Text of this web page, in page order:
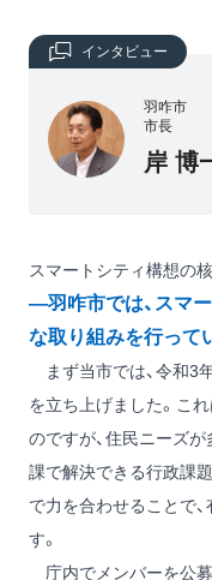
インタビュー
羽咋市
市長
岸 博
スマートシティ構想の
―羽咋市では、スマ
な取り組みを行って
まず当市では、令和3
を立ち上げました。こ
のですが、住民ニーズが
課で解決できる行政課
で力を合わせることで
す。
庁内でメンバーを公募